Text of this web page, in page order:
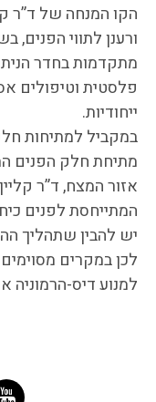
הקו המנחה של ד”ר
ורענן לתווי הפנים,
מתקדמות בחדר
פלסטית וטיפולים
ייחודיות.
במקביל למתיחות
מתיחת חלק הפנים
אזור המצח, ד”ר
המתייחסת לפנים
יש להבין שתהליך
לכן במקרים
למנוע דיס-הרמוניה